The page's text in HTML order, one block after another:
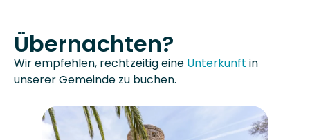
Übernachten?
Wir empfehlen, rechtzeitig eine Unterkunft in
unserer Gemeinde zu buchen.